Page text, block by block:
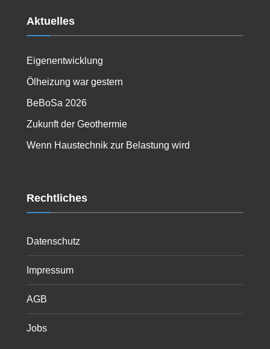
Aktuelles
Eigenentwicklung
Ölheizung war gestern
BeBoSa 2026
Zukunft der Geothermie
Wenn Haustechnik zur Belastung wird
Rechtliches
Datenschutz
Impressum
AGB
Jobs